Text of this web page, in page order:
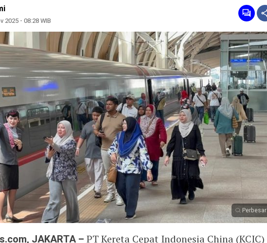
2025 - 08:28 WIB
Perbesar
JAKARTA – PT Kereta Cepat Indonesia China (KCIC)